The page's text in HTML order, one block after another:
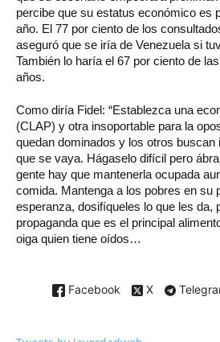
percibe que su estatus económico es
año. El 77 por ciento de los
aseguró que se iría de Venezuela si
También lo haría el 67 por ciento de
años.
Como diría Fidel: “Establezca una
(CLAP) y otra insoportable para la
quedan dominados y los otros buscan
que se vaya. Hágaselo difícil pero
gente hay que mantenerla ocupada
comida. Mantenga a los pobres en su
esperanza, dosifíqueles lo que les da,
propaganda que es el principal
oiga quien tiene oídos…
Facebook X